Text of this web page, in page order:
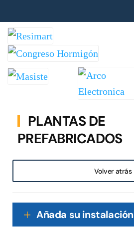
PLANTAS DE
PREFABRICADOS
Volver atrás
Añada su instalación